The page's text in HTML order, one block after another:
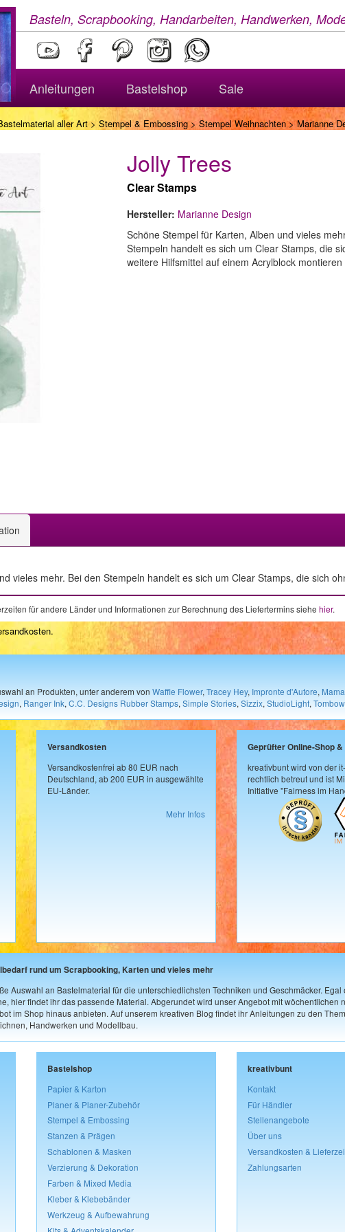
Basteln, Scrapbooking, Handarbeiten, Handwerken,
Anleitungen Bastelshop Sale
aller Art> Stempel & Embossing> Stempel Weihnachten> Marianne
Jolly Trees
Clear Stamps
Hersteller: Marianne Design
Schöne Stempel für Karten, Alben und vieles
Stempeln handelt es sich um Clear Stamps, die
weitere Hilfsmittel auf einem Acrylblock montieren
vieles mehr. Bei den Stempeln handelt es sich um Clear Stamps, die sich
für andere Länder und Informationen zur Berechnung des Liefertermins siehe hier.
.
an Produkten, unter anderem von Waffle Flower, Tracey Hey, Impronte d'Autore,
, Ranger Ink, C.C. Designs Rubber Stamps, Simple Stories, Sizzix, StudioLight, Tombow,
Versandkosten
Versandkostenfrei ab 80 EUR nach
Deutschland, ab 200 EUR in ausgewählte
EU-Länder.
Mehr Infos
Geprüfter Online-Shop
kreativbunt wird von der
rechtlich betreut und ist
Initiative "Fairness im
rund um Scrapbooking, Karten und vieles mehr
Auswahl an Bastelmaterial für die unterschiedlichsten Techniken und Geschmäcker.
hier findet ihr das passende Material. Abgerundet wird unser Angebot mit
im Shop hinaus anbieten. Auf unserem kreativen Blog findet ihr Anleitungen zu den
Handwerken und Modellbau.
Bastelshop
Papier & Karton
Planer & Planer-Zubehör
Stempel & Embossing
Stanzen & Prägen
Schablonen & Masken
Verzierung & Dekoration
Farben & Mixed Media
Kleber & Klebebänder
Werkzeug & Aufbewahrung
kreativbunt
Kontakt
Für Händler
Stellenangebote
Über uns
Versandkosten &
Zahlungsarten